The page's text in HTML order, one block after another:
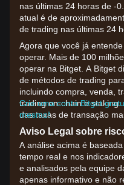
nas últimas 24 horas de -
atual é de
de trading nas últimas 24
Agora que você já
operar. Mais de 100
operar na Bitget. A Bitget
de métodos de trading
incluindo compra, venda,
trading on-chain e
das taxas de transação
Crie uma conta Bitget
mesmo!
Aviso Legal sobre
A análise acima é
tempo real e nos
e analisados pela equipe
apenas informativo e não